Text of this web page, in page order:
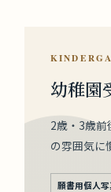
幼稚園
2歳・3歳
の雰囲気に
願書用個人写